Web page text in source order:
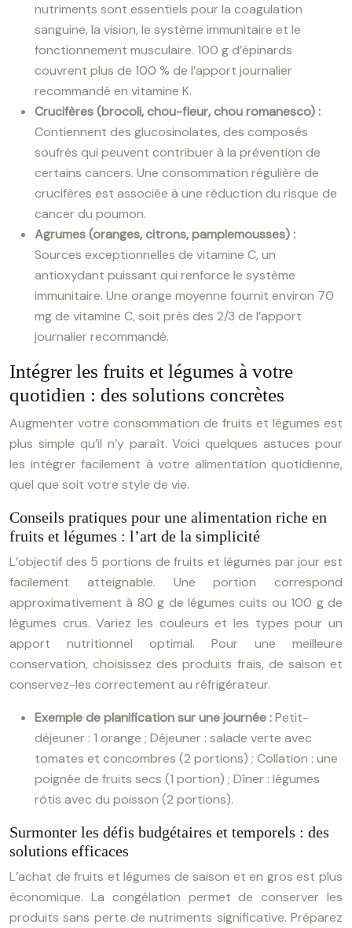
nutriments sont essentiels pour la coagulation
sanguine, la vision, le système immunitaire et le
fonctionnement musculaire. 100 g d’épinards
couvrent plus de 100 % de l’apport journalier
recommandé en vitamine K.
Crucifères (brocoli, chou-fleur, chou romanesco) :
Contiennent des glucosinolates, des composés
soufrés qui peuvent contribuer à la prévention de
certains cancers. Une consommation régulière de
crucifères est associée à une réduction du risque de
cancer du poumon.
Agrumes (oranges, citrons, pamplemousses) :
Sources exceptionnelles de vitamine C, un
antioxydant puissant qui renforce le système
immunitaire. Une orange moyenne fournit environ 70
mg de vitamine C, soit près des 2/3 de l’apport
journalier recommandé.
Intégrer les fruits et légumes à votre
quotidien : des solutions concrètes
Augmenter votre consommation de fruits et légumes est
plus simple qu’il n’y paraît. Voici quelques astuces pour
les intégrer facilement à votre alimentation quotidienne,
quel que soit votre style de vie.
Conseils pratiques pour une alimentation riche en
fruits et légumes : l’art de la simplicité
L’objectif des 5 portions de fruits et légumes par jour est
facilement atteignable. Une portion correspond
approximativement à 80 g de légumes cuits ou 100 g de
légumes crus. Variez les couleurs et les types pour un
apport nutritionnel optimal. Pour une meilleure
conservation, choisissez des produits frais, de saison et
conservez-les correctement au réfrigérateur.
Exemple de planification sur une journée :Petit-
déjeuner : 1 orange ; Déjeuner : salade verte avec
tomates et concombres (2 portions) ; Collation : une
poignée de fruits secs (1 portion) ; Dîner : légumes
rôtis avec du poisson (2 portions).
Surmonter les défis budgétaires et temporels : des
solutions efficaces
L’achat de fruits et légumes de saison et en gros est plus
économique. La congélation permet de conserver les
produits sans perte de nutriments significative. Préparez